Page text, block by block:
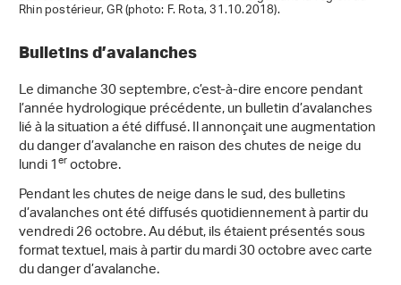
Rhin postérieur, GR (photo: F. Rota, 31.10.2018).
Bulletins d’avalanches
Le dimanche 30 septembre, c’est-à-dire encore pendant
l’année hydrologique précédente, un bulletin d’avalanches
lié à la situation a été diffusé. Il annonçait une augmentation
du danger d’avalanche en raison des chutes de neige du
lundi 1eroctobre.
Pendant les chutes de neige dans le sud, des bulletins
d’avalanches ont été diffusés quotidiennement à partir du
vendredi 26 octobre. Au début, ils étaient présentés sous
format textuel, mais à partir du mardi 30 octobre avec carte
du danger d’avalanche.